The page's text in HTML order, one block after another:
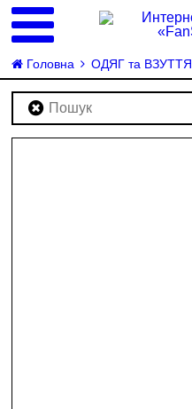
Головна ОДЯГ та ВЗУТТЯ